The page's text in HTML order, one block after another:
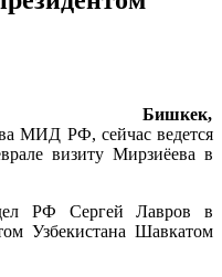
Бишкек,
МИД РФ, сейчас ведется
визиту Мирзиёева в
РФ Сергей Лавров в
Узбекистана Шавкатом